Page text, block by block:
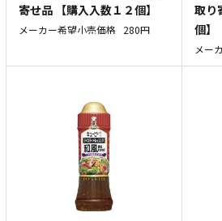
寄せ品 【購入入数１２個】
メーカー希望小売価格 280円
取り
個】
メー